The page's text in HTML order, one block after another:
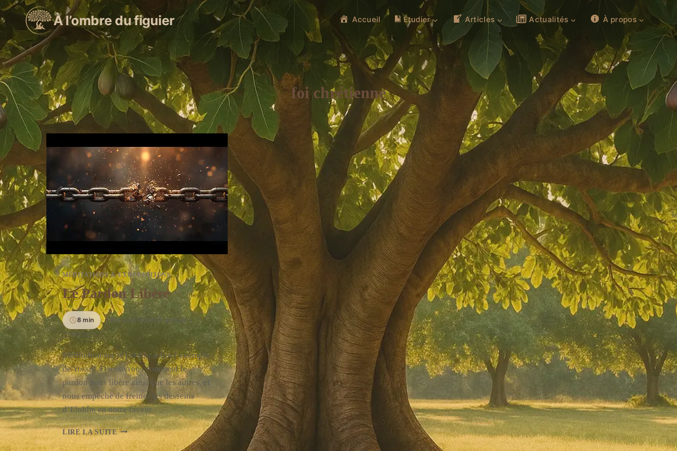
Aller
au
contenu
À l’ombre du figuier Accueil Étudier Articles Actualités À propos
foi chrétienne
MÉDITATIONS & EXHORTATIONS
Le Pardon Libère
8 min Par Axel-Elliott N'guessan
22/06/2025
Méditation sur le pardon selon l’exemple
de Yossef. Découvrons comment le
pardon nous libère ainsi que les autres, et
nous empêche de freiner les desseins
d’Elohîm en notre faveur.
LIRE LA SUITELE
PARDON